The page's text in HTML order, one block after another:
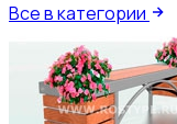
Все в категории